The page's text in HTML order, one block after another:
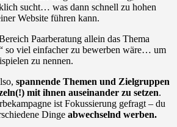
sucht… was dann schnell zu hohen
Website führen kann.
Paarberatung allein das Thema
so viel einfacher zu bewerben wäre… um
zu nennen.
spannende Themen und Zielgruppen
mit ihnen auseinander zu setzen.
ist Fokussierung gefragt – du
Dinge abwechselnd werben.